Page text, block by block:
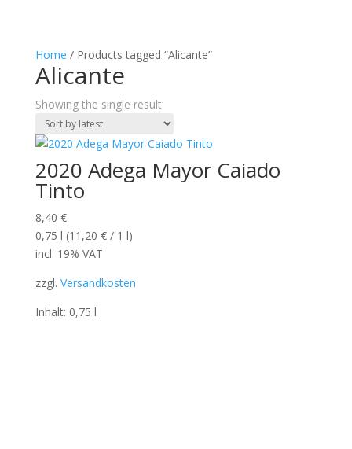
Home / Products tagged “Alicante”
Alicante
Showing the single result
2020 Adega Mayor Caiado
Tinto
8,40 €
0,75 l (11,20 €/ 1 l)
incl. 19% VAT
zzgl. Versandkosten
Inhalt: 0,75 l